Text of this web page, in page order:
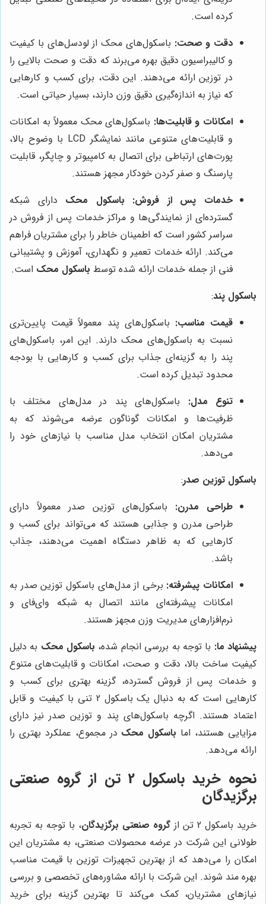
کرده است.
دقت و صحت: باسکول‌های محک از لودسل‌های با کیفیت
و کالیبراسیون دقیق بهره می‌برند که دقت و صحت بالایی را
در توزین ارائه می‌دهند. این دقت، برای کسب و کارهایی
که نیاز به اندازه‌گیری دقیق وزن دارند، بسیار حیاتی است.
امکانات و قابلیت‌ها: باسکول‌های محک معمولاً به امکانات
و قابلیت‌های متنوعی مانند نمایشگر LCD با وضوح بالا،
پورت‌های ارتباطی برای اتصال به کامپیوتر و چاپگر، قابلیت
پارسنگ و صفر کردن خودکار مجهز هستند.
خدمات پس از فروش: باسکول محک دارای شبکه
گسترده‌ای از نمایندگی‌ها و مراکز خدمات پس از فروش در
سراسر کشور است که اطمینان خاطر را برای مشتریان فراهم
می‌کند. ارائه خدمات تعمیر و نگهداری، آموزش و پشتیبانی
فنی از جمله خدمات ارائه شده توسط باسکول محک است.
باسکول پند:
قیمت مناسب: باسکول‌های پند معمولاً قیمت پایین‌تری
نسبت به باسکول‌های محک دارند. این امر، باسکول‌های
پند را به گزینه‌ای جذاب برای کسب و کارهایی با بودجه
محدود تبدیل کرده است.
تنوع مدل: باسکول‌های پند در مدل‌های مختلف با
ظرفیت‌ها و امکانات گوناگون عرضه می‌شوند که به
مشتریان امکان انتخاب مدل مناسب با نیازهای خود را
می‌دهد.
باسکول توزین صدر:
طراحی مدرن: باسکول‌های توزین صدر معمولاً دارای
طراحی مدرن و جذابی هستند که می‌تواند برای کسب و
کارهایی که به ظاهر دستگاه اهمیت می‌دهند، جذاب
باشد.
امکانات پیشرفته: برخی از مدل‌های باسکول توزین صدر به
امکانات پیشرفته‌ای مانند اتصال به شبکه وای‌فای و
نرم‌افزارهای مدیریت وزن مجهز هستند.
پیشنهاد ما: با توجه به بررسی انجام شده، باسکول محک به دلیل
کیفیت ساخت بالا، دقت و صحت، امکانات و قابلیت‌های متنوع
و خدمات پس از فروش گسترده، گزینه بهتری برای کسب و
کارهایی است که به دنبال یک باسکول 2 تنی با کیفیت و قابل
اعتماد هستند. اگرچه باسکول‌های پند و توزین صدر نیز دارای
مزایایی هستند، اما باسکول محک در مجموع، عملکرد بهتری را
ارائه می‌دهد.
نحوه خرید باسکول 2 تن از گروه صنعتی
برگزیدگان
خرید باسکول 2 تن از گروه صنعتی برگزیدگان، با توجه به تجربه
طولانی این شرکت در عرضه محصولات صنعتی، به مشتریان این
امکان را می‌دهد که از بهترین تجهیزات توزین با قیمت مناسب
بهره مند شوند. این شرکت با ارائه مشاوره‌های تخصصی و بررسی
نیازهای مشتریان، کمک می‌کند تا بهترین گزینه برای خرید